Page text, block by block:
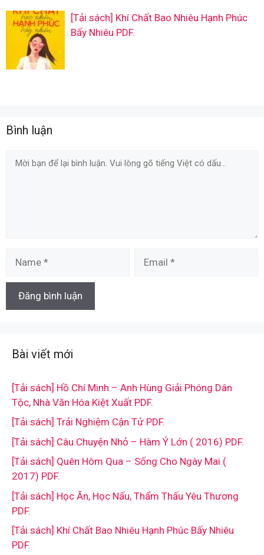
[Tải sách] Khí Chất Bao Nhiêu Hạnh Phúc
Bấy Nhiêu PDF.
Bình luận
Comment
Bài viết mới
[Tải sách] Hồ Chí Minh – Anh Hùng Giải Phóng Dân
Tộc, Nhà Văn Hóa Kiệt Xuất PDF.
[Tải sách] Trải Nghiệm Cận Tử PDF.
[Tải sách] Câu Chuyện Nhỏ – Hàm Ý Lớn ( 2016) PDF.
[Tải sách] Quên Hôm Qua – Sống Cho Ngày Mai (
2017) PDF.
[Tải sách] Học Ăn, Học Nấu, Thẩm Thấu Yêu Thương
PDF.
[Tải sách] Khí Chất Bao Nhiêu Hạnh Phúc Bấy Nhiêu
PDF.